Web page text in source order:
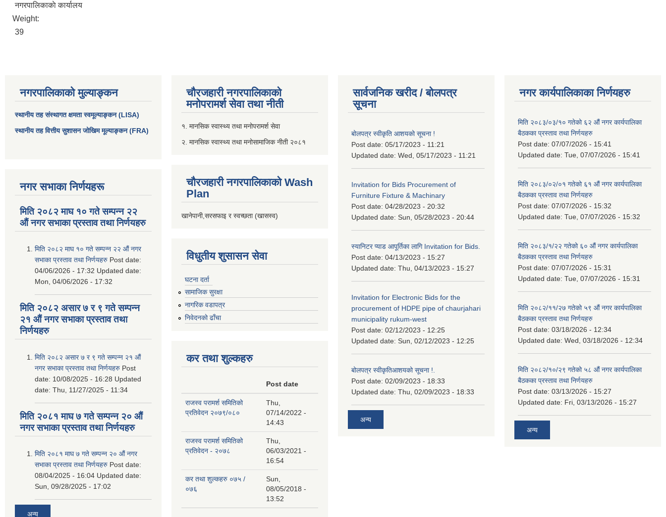
नगरपालिकाकाे कार्यालय
Weight:
39
नगरपालिकाको मुल्याङ्कन
स्थानीय तह संस्थागत क्षमता स्वमूल्याङ्कन (LISA)
स्थानीय तह वित्तीय सुशासन जोखिम मूल्याङ्कन (FRA)
नगर सभाका निर्णयहरू
मिति २०८२ माघ १० गते सम्पन्न २२
औं नगर सभाका प्रस्ताव तथा निर्णयहरु
मिति २०८२ माघ १० गते सम्पन्न २२ औं नगर
सभाका प्रस्ताव तथा निर्णयहरु Post date:
04/06/2026 - 17:32 Updated date:
Mon, 04/06/2026 - 17:32
मिति २०८२ असार ७ र ९ गते सम्पन्न
२१ औं नगर सभाका प्रस्ताव तथा
निर्णयहरु
मिति २०८२ असार ७ र ९ गते सम्पन्न २१ औं
नगर सभाका प्रस्ताव तथा निर्णयहरु Post
date: 10/08/2025 - 16:28 Updated
date: Thu, 11/27/2025 - 11:34
मिति २०८१ माघ ७ गते सम्पन्न २० औं
नगर सभाका प्रस्ताव तथा निर्णयहरु
मिति २०८१ माघ ७ गते सम्पन्न २० औं नगर
सभाका प्रस्ताव तथा निर्णयहरु Post date:
08/04/2025 - 16:04 Updated date:
Sun, 09/28/2025 - 17:02
अन्य
चौरजहारी नगरपालिकाको
मनोपरामर्श सेवा तथा नीती
१. मानसिक स्वास्थ्य तथा मनोपरामर्श सेवा
२. मानसिक स्वास्थ्य तथा मनोसामाजिक नीती २०८१
चौरजहारी नगरपालिकाको Wash
Plan
खानेपानी,सरसफाइ र स्वच्छता (खासस्व)
विधुतीय शुसासन सेवा
घटना दर्ता
सामाजिक सुरक्षा
नागरिक वडापत्र
निवेदनको ढाँचा
कर तथा शुल्कहरु
Post date
राजस्व परामर्श समितिको
प्रतिवेदन २०७९/०८०
Thu,
07/14/2022 -
14:43
राजस्व परामर्श समितिको
प्रतिवेदन - २०७८
Thu,
06/03/2021 -
16:54
कर तथा शुल्कहरु ०७५ /
०७६
Sun,
08/05/2018 -
13:52
सार्वजनिक खरीद / बोलपत्र
सूचना
बोलपत्र स्वीकृति आशयको सूचना !
Post date: 05/17/2023 - 11:21
Updated date: Wed, 05/17/2023 - 11:21
Invitation for Bids Procurement of
Furniture Fixture & Machinary
Post date: 04/28/2023 - 20:32
Updated date: Sun, 05/28/2023 - 20:44
स्यानिटर प्याड आपूर्तिका लागि Invitation for Bids.
Post date: 04/13/2023 - 15:27
Updated date: Thu, 04/13/2023 - 15:27
Invitation for Electronic Bids for the
procurement of HDPE pipe of chaurjahari
municipality rukum-west
Post date: 02/12/2023 - 12:25
Updated date: Sun, 02/12/2023 - 12:25
बोलपत्र स्वीकृतिआशयको सूचना !.
Post date: 02/09/2023 - 18:33
Updated date: Thu, 02/09/2023 - 18:33
अन्य
नगर कार्यपालिकाका निर्णयहरु
मिति २०८३/०३/१० गतेको ६२ औं नगर कार्यपालिका
बैठकका प्रस्ताव तथा निर्णयहरु
Post date: 07/07/2026 - 15:41
Updated date: Tue, 07/07/2026 - 15:41
मिति २०८३/०२/०१ गतेको ६१ औं नगर कार्यपालिका
बैठकका प्रस्ताव तथा निर्णयहरु
Post date: 07/07/2026 - 15:32
Updated date: Tue, 07/07/2026 - 15:32
मिति २०८३/१/२२ गतेको ६० औं नगर कार्यपालिका
बैठकका प्रस्ताव तथा निर्णयहरु
Post date: 07/07/2026 - 15:31
Updated date: Tue, 07/07/2026 - 15:31
मिति २०८२/११/२७ गतेको ५९ औं नगर कार्यपालिका
बैठकका प्रस्ताव तथा निर्णयहरु
Post date: 03/18/2026 - 12:34
Updated date: Wed, 03/18/2026 - 12:34
मिति २०८२/१०/२९ गतेको ५८ औं नगर कार्यपालिका
बैठकका प्रस्ताव तथा निर्णयहरु
Post date: 03/13/2026 - 15:27
Updated date: Fri, 03/13/2026 - 15:27
अन्य